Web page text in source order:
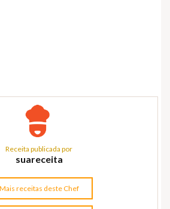
Receita publicada por
suareceita
Mais receitas deste Chef